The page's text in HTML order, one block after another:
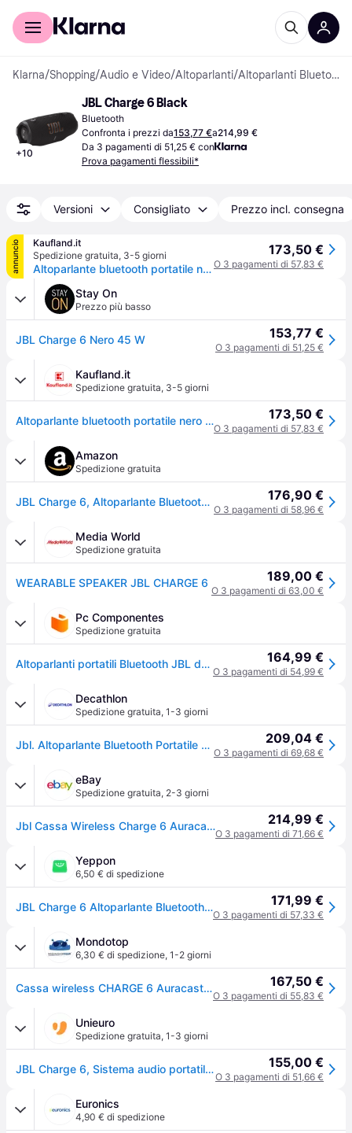
Per il tuo shopping
Klarna/Shopping/Audio e Video/Altoparlanti/ Altoparlanti Bluetooth
+10
JBL Charge 6 Black
Bluetooth
Confronta i prezzi da153,77 €a214,99 €
Da 3 pagamenti di 51,25 € con
Prova pagamenti flessibili*
Versioni Consigliato Prezzo incl. consegna
annuncio
Kaufland.it
Spedizione gratuita, 3-5 giorni
Altoparlante bluetooth portatile nero Jbl CHARGE6NOIR
173,50 €
O 3 pagamenti di 57,83 €
Stay On
Prezzo più basso
JBL Charge 6 Nero 45 W 153,77 €
O 3 pagamenti di 51,25 €
Kaufland.it
Spedizione gratuita, 3-5 giorni
Altoparlante bluetooth portatile nero Jbl CHARGE6NOIR 173,50 €
O 3 pagamenti di 57,83 €
Amazon
Spedizione gratuita
JBL Charge 6, Altoparlante Bluetooth Portatile, Nero 176,90 €
O 3 pagamenti di 58,96 €
Media World
Spedizione gratuita
WEARABLE SPEAKER JBL CHARGE 6 189,00 €
O 3 pagamenti di 63,00 €
Pc Componentes
Spedizione gratuita
Altoparlanti portatili Bluetooth JBL da 45 W IP68 con AI Sound Boost e Powerbank 164,99 €
O 3 pagamenti di 54,99 €
Decathlon
Spedizione gratuita, 1-3 giorni
Jbl. Altoparlante Bluetooth Portatile Jbl Jblcharge6blk Nero Speaker Bluetooth Ritiro Gratis - multicolore - NO SIZE 209,04 €
O 3 pagamenti di 69,68 €
eBay
Spedizione gratuita, 2-3 giorni
Jbl Cassa Wireless Charge 6 Auracast (ricaricabile) Black 45w Jblcharge6blk 214,99 €
O 3 pagamenti di 71,66 €
Yeppon
6,50 € di spedizione
JBL Charge 6 Altoparlante Bluetooth Portatile 171,99 €
O 3 pagamenti di 57,33 €
Mondotop
6,30 € di spedizione, 1-2 giorni
Cassa wireless CHARGE 6 Auracast (Ricaricabile) Black 45W JBLCHARGE6BLK 167,50 €
O 3 pagamenti di 55,83 €
Unieuro
Spedizione gratuita, 1-3 giorni
JBL Charge 6, Sistema audio portatile Waterproof e Dustproof, Nero 155,00 €
O 3 pagamenti di 51,66 €
Euronics
4,90 € di spedizione